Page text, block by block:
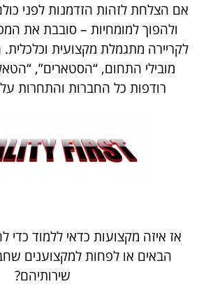
אם הצלחת לזהות הזדמנות לפני
ולהפוך למומחיות – סובבת את
לקריירה מתגמלת מקצועית
מובילי התחום, “הסטארים”,
רודפות כל החברות והתחרות
אז איזה מקצועות כדאי ללמוד כדי
הבאים או לפחות למקצוענים
שירותיהם?